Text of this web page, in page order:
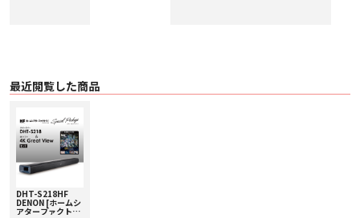
きます。
※Pureモードの選択中はアップミックス処理を行いません。
DHT-S218は、デジタルオーディオ回路に、上位モデルであるDHT-S517と同じ
SoC（System on Chip）を搭載することにより、ブルーレイディスクなどに採
用されているロスレスオーディオフォーマットDolby TrueHDに対応していま
す。Dolby TrueHDでは、スタジオで制作されたマスター音源の情報を損なうこ
となく圧縮できるため、Dolby Digitalなどの不可逆圧縮フォーマットでは実現
できない圧倒的な高音質再生が可能です。
エンクロージャーの底面に2基の75mmサブウーファーを内蔵。低音の量感と
クリアネスを最適にバランスさせるよう綿密に設計されたバスレフポートをエ
最近閲覧した商品
DHT-S218HF
DENON [ホームシ
アターファクトリ